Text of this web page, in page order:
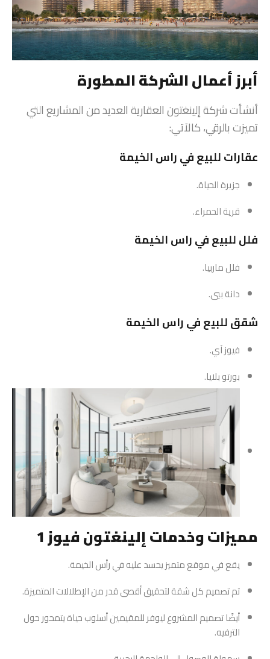
أبرز أعمال الشركة المطورة
أنشأت شركة إلينغتون العقارية العديد من المشاريع التي
تميزت بالرقي، كالآتي:
عقارات للبيع في راس الخيمة
جزيرة الحياة.
قرية الحمراء.
فلل للبيع في راس الخيمة
فلل ماربيا.
دانة بيي.
شقق للبيع في راس الخيمة
فيوز آي.
بورتو بلايا.
مميزات وخدمات إلينغتون فيوز 1
يقع في موقع متميز يحسد عليه في رأس الخيمة.
تم تصميم كل شقة لتحقيق أقصى قدر من الإطلالات المتميزة.
أيضًا تصميم المشروع ليوفر للمقيمين أسلوب حياة يتمحور حول
الترفيه.